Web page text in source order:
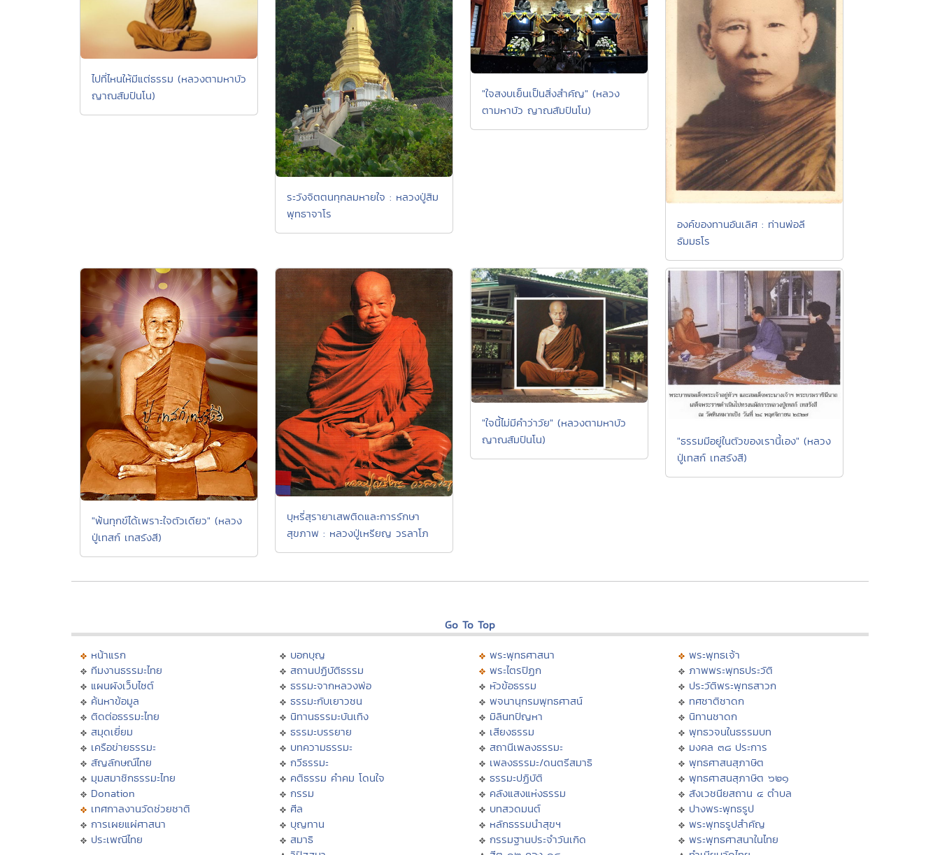
ไปที่ไหนให้มีแต่ธรรม (หลวงตามหาบัว
ญาณสัมปันโน)
ระวังจิตตนทุกลมหายใจ : หลวงปู่สิม
พุทธาจาโร
"ใจสงบเย็นเป็นสิ่งสำคัญ" (หลวง
ตามหาบัว ญาณสัมปันโน)
องค์ของทานอันเลิศ : ท่านพ่อลี
ธัมมธโร
"พ้นทุกข์ได้เพราะใจตัวเดียว" (หลวง
ปู่เทสก์ เทสรังสี)
บุหรี่สุรายาเสพติดและการรักษา
สุขภาพ : หลวงปู่เหรียญ วรลาโภ
"ใจนี้ไม่มีคำว่าวัย" (หลวงตามหาบัว
ญาณสัมปันโน)
"ธรรมมีอยู่ในตัวของเรานี้เอง" (หลวง
ปู่เทสก์ เทสรังสี)
Go To Top
หน้าแรก
ทีมงานธรรมะไทย
แผนผังเว็บไซต์
ค้นหาข้อมูล
ติดต่อธรรมะไทย
สมุดเยี่ยม
เครือข่ายธรรมะ
สัญลักษณ์ไทย
มุมสมาชิกธรรมะไทย
Donation
เทศกาลงานวัดช่วยชาติ
การเผยแผ่ศาสนา
ประเพณีไทย
บอกบุญ
สถานปฏิบัติธรรม
ธรรมะจากหลวงพ่อ
ธรรมะกับเยาวชน
นิทานธรรมะบันเทิง
ธรรมะบรรยาย
บทความธรรมะ
กวีธรรมะ
คติธรรม คำคม โดนใจ
กรรม
ศีล
บุญทาน
สมาธิ
พระพุทธศาสนา
พระไตรปิฏก
หัวข้อธรรม
พจนานุกรมพุทธศาสน์
มิลินทปัญหา
เสียงธรรม
สถานีเพลงธรรมะ
เพลงธรรมะ/ดนตรีสมาธิ
ธรรมะปฏิบัติ
คลังแสงแห่งธรรม
บทสวดมนต์
หลักธรรมนำสุขฯ
กรรมฐานประจำวันเกิด
พระพุทธเจ้า
ภาพพระพุทธประวัติ
ประวัติพระพุทธสาวก
ทศชาติชาดก
นิทานชาดก
พุทธวจนในธรรมบท
มงคล ๓๘ ประการ
พุทธศาสนสุภาษิต
พุทธศาสนสุภาษิต ๖๒๑
สังเวชนียสถาน ๔ ตำบล
ปางพระพุทธรูป
พระพุทธรูปสำคัญ
พระพุทธศาสนาในไทย